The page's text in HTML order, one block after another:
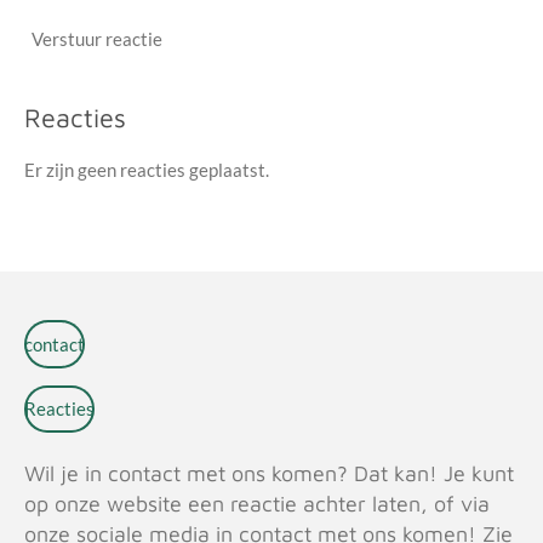
Verstuur reactie
Reacties
Er zijn geen reacties geplaatst.
contact
Reacties
Wil je in contact met ons komen? Dat kan! Je kunt
op onze website een reactie achter laten, of via
onze sociale media in contact met ons komen! Zie